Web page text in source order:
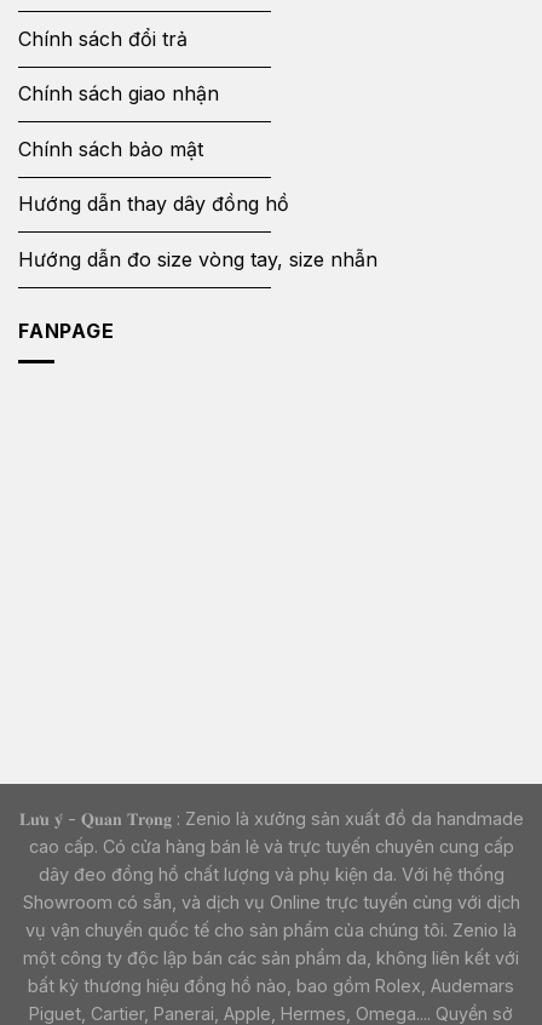
Chính sách đổi trả
Chính sách giao nhận
Chính sách bảo mật
Hướng dẫn thay dây đồng hồ
Hướng dẫn đo size vòng tay, size nhẫn
FANPAGE
𝐋𝐮̛𝐮 𝐲́ - 𝐐𝐮𝐚𝐧 𝐓𝐫𝐨̣𝐧𝐠 : Zenio là xưởng sản xuất đồ da handmade
cao cấp. Có cửa hàng bán lẻ và trực tuyến chuyên cung cấp
dây đeo đồng hồ chất lượng và phụ kiện da. Với hệ thống
Showroom có sẵn, và dịch vụ Online trực tuyến cùng với dịch
vụ vận chuyển quốc tế cho sản phẩm của chúng tôi. Zenio là
một công ty độc lập bán các sản phẩm da, không liên kết với
bất kỳ thương hiệu đồng hồ nào, bao gồm Rolex, Audemars
Piguet, Cartier, Panerai, Apple, Hermes, Omega.... Quyền sở